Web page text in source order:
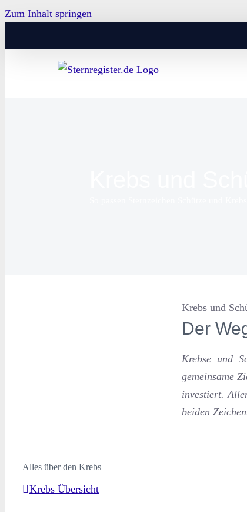
Zum Inhalt springen
Krebs und
Der
Krebse und
gemeinsame
investiert.
beiden
Alles über den Krebs
Krebs Übersicht